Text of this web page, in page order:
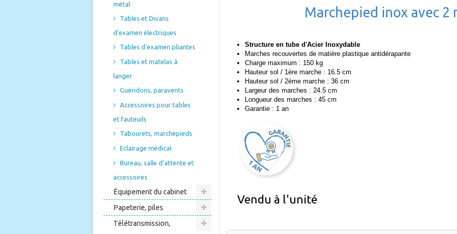
métal
Tables et Divans
d'examen électriques
Tables d'examen pliantes
Tables et matelas à
langer
Guéridons, paravents
Accessoires pour tables
et fauteuils
Tabourets, marchepieds
Eclairage médical
Bureau, salle d'attente et
accessoires
Équipement du cabinet
Papeterie, piles
Télétransmission,
Marchepied inox avec 2
Structure en tube d'Acier Inoxydable
Marches recouvertes de matière plastique antidérapante
Charge maximum : 150 kg
Hauteur sol / 1ère marche : 16.5 cm
Hauteur sol / 2ème marche : 36 cm
Largeur des marches : 24.5 cm
Longueur des marches : 45 cm
Garantie : 1 an
Vendu à l'unité